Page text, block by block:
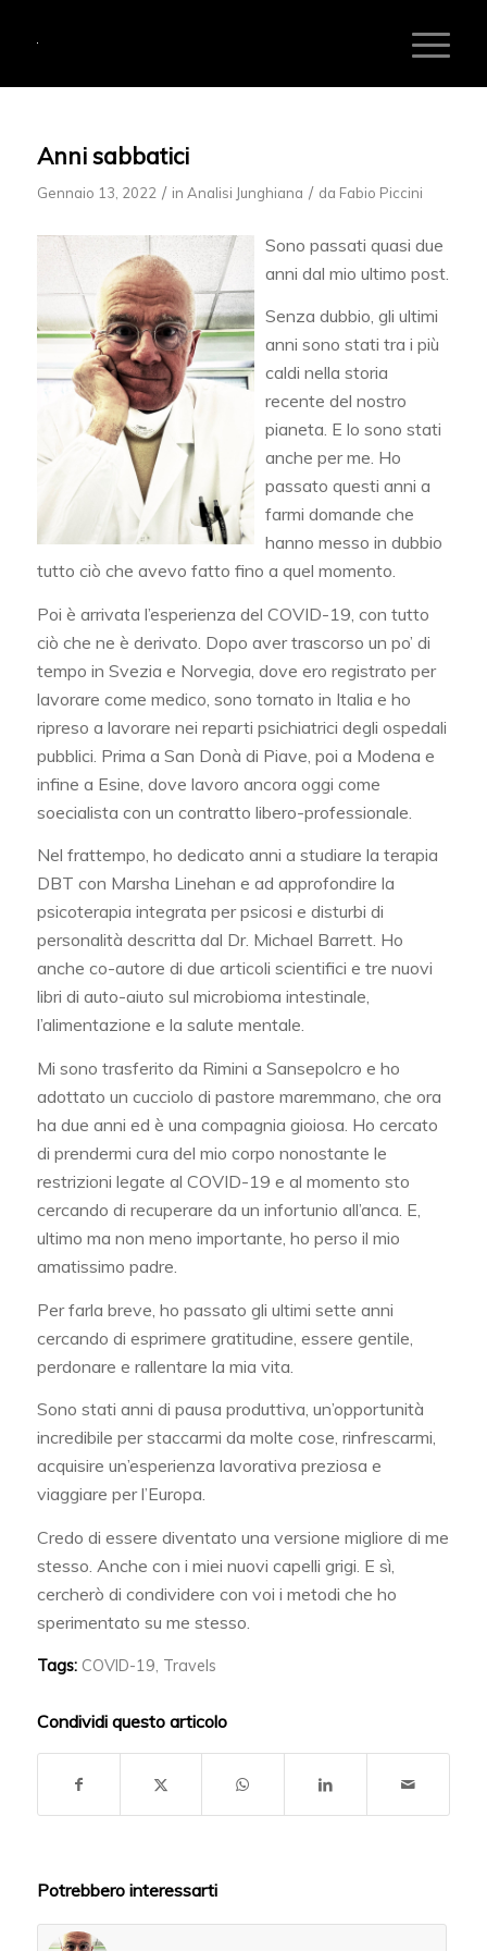
Anni sabbatici
Gennaio 13, 2022 / in Analisi Junghiana / da Fabio Piccini
Sono passati quasi due
anni dal mio ultimo post.
Senza dubbio, gli ultimi
anni sono stati tra i più
caldi nella storia
recente del nostro
pianeta. E lo sono stati
anche per me. Ho
passato questi anni a
farmi domande che
hanno messo in dubbio
tutto ciò che avevo fatto fino a quel momento.
Poi è arrivata l’esperienza del COVID-19, con tutto
ciò che ne è derivato. Dopo aver trascorso un po’ di
tempo in Svezia e Norvegia, dove ero registrato per
lavorare come medico, sono tornato in Italia e ho
ripreso a lavorare nei reparti psichiatrici degli ospedali
pubblici. Prima a San Donà di Piave, poi a Modena e
infine a Esine, dove lavoro ancora oggi come
soecialista con un contratto libero-professionale.
Nel frattempo, ho dedicato anni a studiare la terapia
DBT con Marsha Linehan e ad approfondire la
psicoterapia integrata per psicosi e disturbi di
personalità descritta dal Dr. Michael Barrett. Ho
anche co-autore di due articoli scientifici e tre nuovi
libri di auto-aiuto sul microbioma intestinale,
l’alimentazione e la salute mentale.
Mi sono trasferito da Rimini a Sansepolcro e ho
adottato un cucciolo di pastore maremmano, che ora
ha due anni ed è una compagnia gioiosa. Ho cercato
di prendermi cura del mio corpo nonostante le
restrizioni legate al COVID-19 e al momento sto
cercando di recuperare da un infortunio all’anca. E,
ultimo ma non meno importante, ho perso il mio
amatissimo padre.
Per farla breve, ho passato gli ultimi sette anni
cercando di esprimere gratitudine, essere gentile,
perdonare e rallentare la mia vita.
Sono stati anni di pausa produttiva, un’opportunità
incredibile per staccarmi da molte cose, rinfrescarmi,
acquisire un’esperienza lavorativa preziosa e
viaggiare per l’Europa.
Credo di essere diventato una versione migliore di me
stesso. Anche con i miei nuovi capelli grigi. E sì,
cercherò di condividere con voi i metodi che ho
sperimentato su me stesso.
Tags: COVID-19, Travels
Condividi questo articolo
Potrebbero interessarti